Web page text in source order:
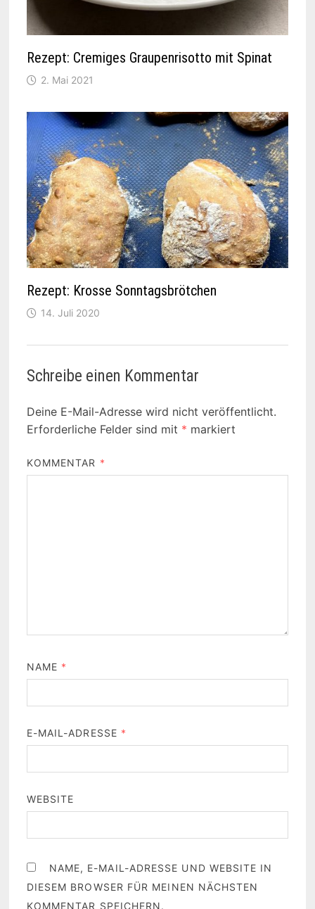
Rezept: Cremiges Graupenrisotto mit Spinat
2. Mai 2021
Rezept: Krosse Sonntagsbrötchen
14. Juli 2020
Schreibe einen Kommentar
Deine E-Mail-Adresse wird nicht veröffentlicht.
Erforderliche Felder sind mit * markiert
KOMMENTAR *
NAME *
E-MAIL-ADRESSE *
WEBSITE
NAME, E-MAIL-ADRESSE UND WEBSITE IN
DIESEM BROWSER FÜR MEINEN NÄCHSTEN
KOMMENTAR SPEICHERN.